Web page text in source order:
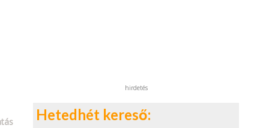
hirdetés
Hetedhét kereső: